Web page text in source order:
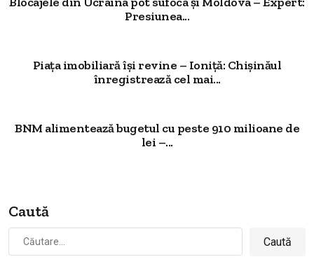
Presiunea...
Piața imobiliară își revine – Ioniță: Chișinăul
înregistrează cel mai...
BNM alimentează bugetul cu peste 910 milioane de
lei –...
Caută
după: